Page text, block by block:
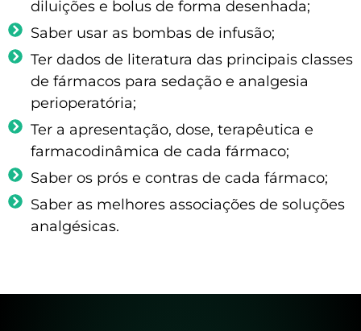
diluições e bolus de forma desenhada;
Saber usar as bombas de infusão;
Ter dados de literatura das principais classes
de fármacos para sedação e analgesia
perioperatória;
Ter a apresentação, dose, terapêutica e
farmacodinâmica de cada fármaco;
Saber os prós e contras de cada fármaco;
Saber as melhores associações de soluções
analgésicas.